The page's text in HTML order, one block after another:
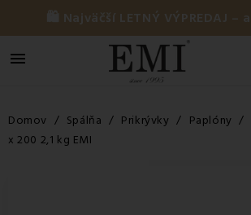
🛍️ Najväčší LETNÝ VÝPREDAJ –

Domov Spálňa Prikrývky Paplóny
x 200 2,1 kg EMI